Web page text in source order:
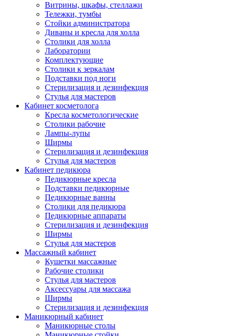
Витрины, шкафы, стеллажи
Тележки, тумбы
Стойки администратора
Диваны и кресла для холла
Столики для холла
Лаборатории
Комплектующие
Столики к зеркалам
Подставки под ноги
Стерилизация и дезинфекция
Стулья для мастеров
Кабинет косметолога
Кресла косметологические
Столики рабочие
Лампы-лупы
Ширмы
Стерилизация и дезинфекция
Стулья для мастеров
Кабинет педикюра
Педикюрные кресла
Подставки педикюрные
Педикюрные ванны
Столики для педикюра
Педикюрные аппараты
Стерилизация и дезинфекция
Ширмы
Стулья для мастеров
Массажный кабинет
Кушетки массажные
Рабочие столики
Стулья для мастеров
Аксессуары для массажа
Ширмы
Стерилизация и дезинфекция
Маникюрный кабинет
Маникюрные столы